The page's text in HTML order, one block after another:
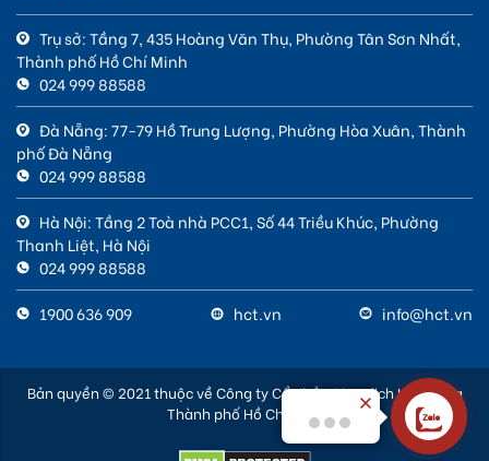
Trụ sở: Tầng 7, 435 Hoàng Văn Thụ, Phường Tân Sơn Nhất,
Thành phố Hồ Chí Minh
024 999 88588
Đà Nẵng: 77-79 Hồ Trung Lượng, Phường Hòa Xuân, Thành
phố Đà Nẵng
024 999 88588
Hà Nội: Tầng 2 Toà nhà PCC1, Số 44 Triều Khúc, Phường
Thanh Liệt, Hà Nội
024 999 88588
1900 636 909
hct.vn info@hct.vn
Bản quyền © 2021 thuộc về Công ty Cổ phần Giao dịch Hàng hóa
Thành phố Hồ Chí MinhXin chào